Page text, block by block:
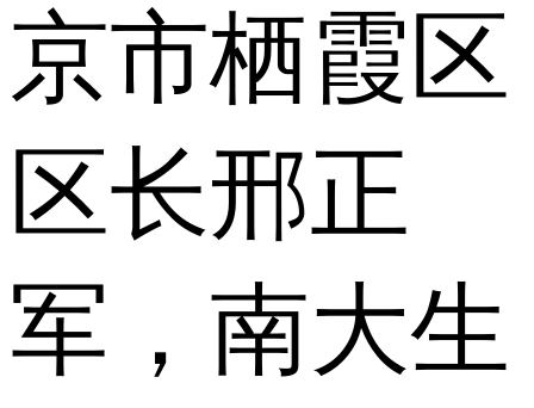
京市栖霞区
区长邢正
军，南大生